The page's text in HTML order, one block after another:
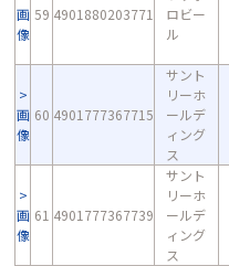
画
像
59 4901880203771
ロビー
ル
画
像
60 4901777367715
サント
リーホ
ールデ
ィング
ス
画
像
61 4901777367739
サント
リーホ
ールデ
ィング
ス